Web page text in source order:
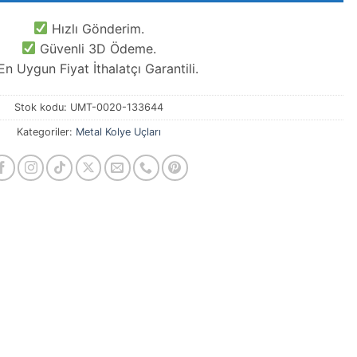
Hızlı Gönderim.
Güvenli 3D Ödeme.
Uygun Fiyat İthalatçı Garantili.
Stok kodu: UMT-0020-133644
Kategoriler: Metal Kolye Uçları